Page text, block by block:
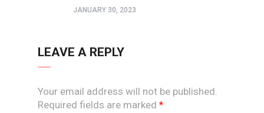
JANUARY 30, 2023
LEAVE A REPLY
Your email address will not be published.
Required fields are marked *